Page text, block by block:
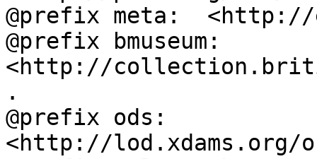
@prefix meta:  <http://
@prefix bmuseum:
<http://
.
@prefix ods:
<http://lod.xdams.org/